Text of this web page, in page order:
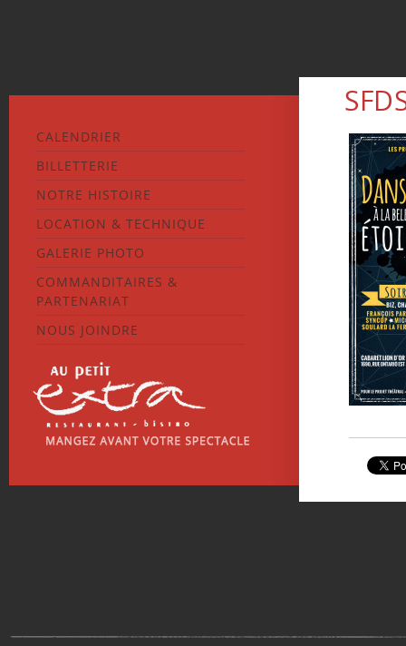
CALENDRIER
BILLETTERIE
NOTRE HISTOIRE
LOCATION & TECHNIQUE
GALERIE PHOTO
COMMANDITAIRES &
PARTENARIAT
NOUS JOINDRE